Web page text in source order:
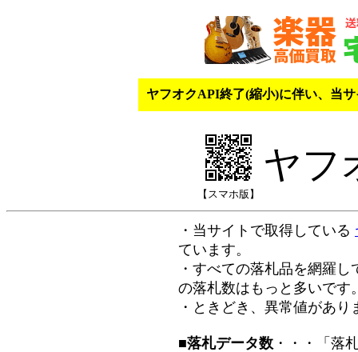
ヤフオクAPI終了(縮小)に伴い、当
【スマホ版】
ヤフ
・当サイトで取得している
ています。
・すべての落札品を網羅
の落札数はもっと多いです
・ときどき、異常値があ
■落札データ数 ・・・「落